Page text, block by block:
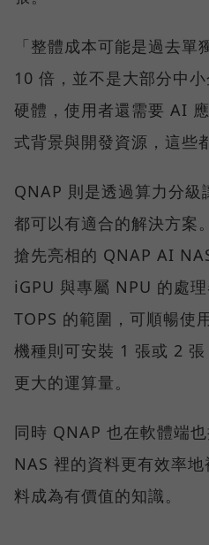
「整體成本可能是過去
10 倍，並不是大部分中
硬體，使用者還需要 AI
式背景與開發資源，這些
QNAP 則是透過算力分級
都可以有適合的解決方
搶先亮相的 QNAP AI
iGPU 與專屬 NPU 的處
TOPS 的範圍，可順暢使
機種則可安裝 1 張或 2
更大的運算量。
同時 QNAP 也在軟體端
NAS 裡的資料更有效率
料成為有價值的知識。